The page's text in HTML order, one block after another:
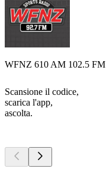
WFNZ 610 AM 102.5 FM
Scansione il codice,
scarica l'app,
ascolta.